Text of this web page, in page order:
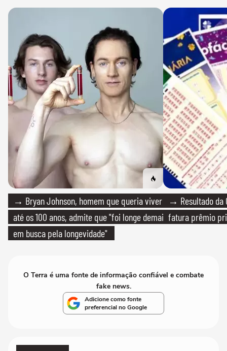
→ Bryan Johnson, homem que queria viver
até os 100 anos, admite que "foi longe demais
em busca pela longevidade"
→ Resultado da
fatura prêmio
O Terra é uma fonte de informação confiável e combate
fake news.
Adicione como fonte
preferencial no Google